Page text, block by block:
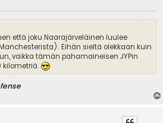
että joku Naarajärveläinen luulee
Eihän sieltä olekkaan kuin
vaikka tämän pahamaineisen JYPin
kilometriä.